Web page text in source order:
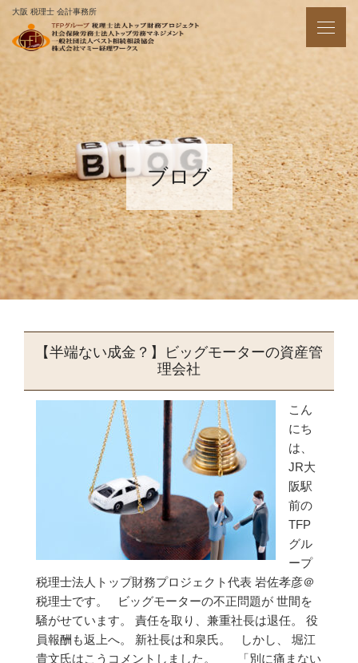
大阪 税理士 会計事務所
ブログ
【半端ない成金？】ビッグモーターの資産管
理会社
こん
にち
は、
JR大
阪駅
前の
TFP
グル
ープ
税理士法人トップ財務プロジェクト代表 岩佐孝彦＠
税理士です。 ビッグモーターの不正問題が 世間を
騒がせています。 責任を取り、兼重社長は退任。 役
員報酬も返上へ。 新社長は和泉氏。 しかし、 堀江
貴文氏はこうコメントしました。 「別に痛まない